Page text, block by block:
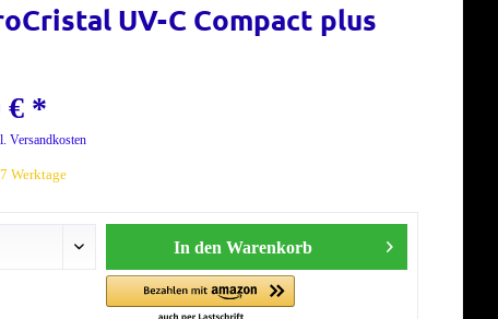
UV-C Compact plus
€ *
Versandkosten
Werktage
In den Warenkorb